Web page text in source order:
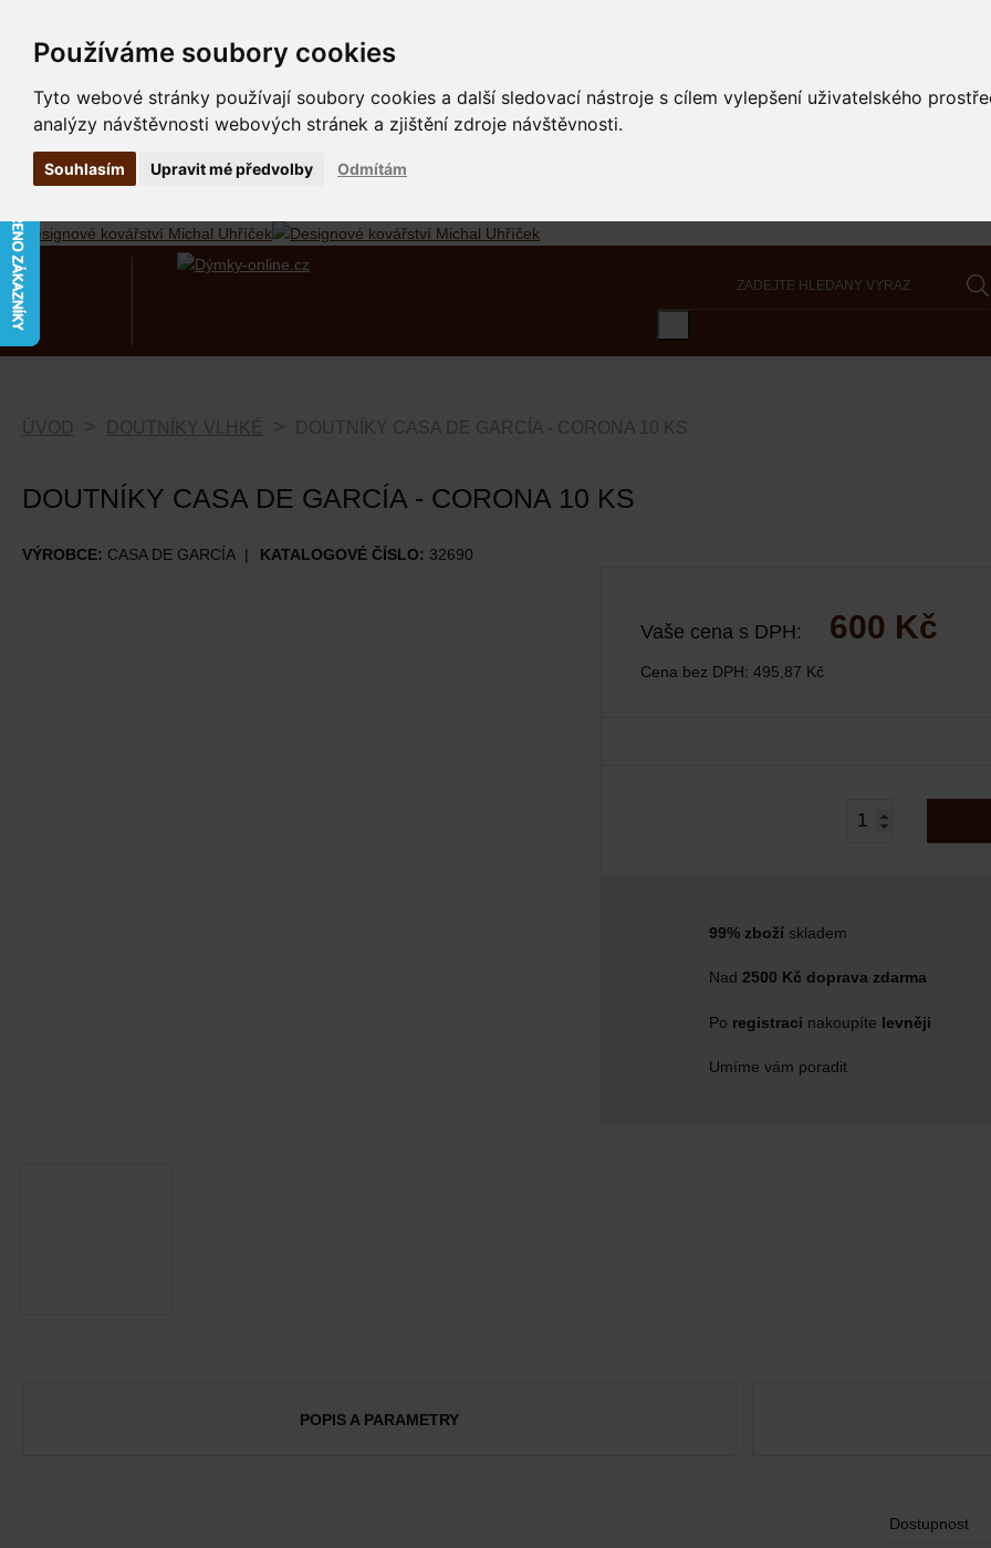
Používáme soubory cookies
Tyto webové stránky používají soubory cookies a další sledovací nástroje s cílem vylepšení uživatelského
analýzy návštěvnosti webových stránek a zjištění zdroje návštěvnosti.
Souhlasím Odmítám
Upravit mé předvolby
Designové kovářství Michal Uhříček
ÚVOD DOUTNÍKY VLHKÉ DOUTNÍKY CASA DE GARCÍA - CORONA 10 KS
DOUTNÍKY CASA DE GARCÍA - CORONA 10 KS
VÝROBCE: CASA DE GARCÍA KATALOGOVÉ ČÍSLO: 32690
Vaše cena s DPH: 600 Kč
Cena bez DPH: 495,87 Kč
99% zbožískladem
Nad 2500 Kč doprava zdarma
Po registraci nakoupíte levněji
Umíme vám poradit
POPIS A PARAMETRY
Dostupnost